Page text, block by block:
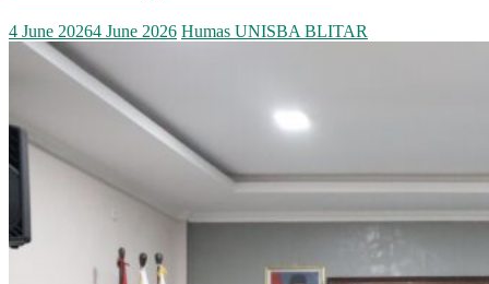
4 June 20264 June 2026 Humas UNISBA BLITAR